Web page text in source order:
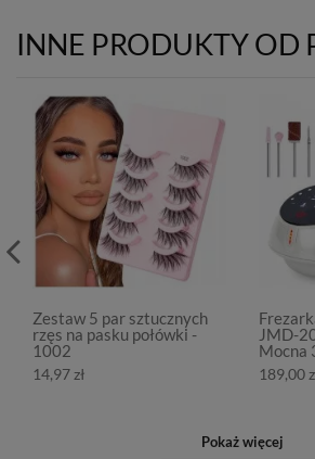
INNE PRODUKTY OD
Zestaw 5 par sztucznych
rzęs na pasku połówki -
1002
14,97 zł
JMD-
Mocna
189,00
Pokaż więcej